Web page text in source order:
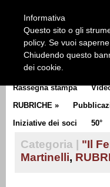
CLUB COMMUNICATOR
Rassegna stampa
RUBRICHE »
Iniziative dei soci
50°
Categoria |
"Il
Martinelli,
Informativa
Questo sito o gli
policy. Se vuoi
Chiudendo questo
dei cookie.